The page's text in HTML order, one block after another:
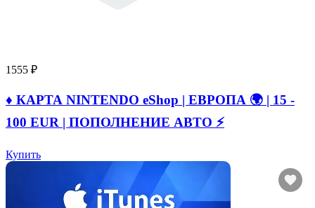
1555 ₽
♦️ КАРТА NINTENDO eShop | ЕВРОПА 🌍 | 15 -
100 EUR | ПОПОЛНЕНИЕ АВТО ⚡
Купить